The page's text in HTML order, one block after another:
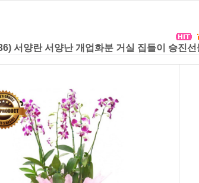
서양란 서양난 개업화분 거실 집들이 승진선